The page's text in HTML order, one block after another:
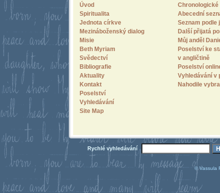
Úvod
Spiritualita
Jednota církve
Mezináboženský dialog
Misie
Beth Myriam
Svědectví
Bibliografie
Aktuality
Kontakt
Poselství
Vyhledávání
Site Map
Chronologické
Abecední
Seznam
Další přijatá
Můj anděl
Poselství ke
v angličtině
Poselství
Vyhledávání v
Nahodile
Rychlé vyhledávání
© Vassula